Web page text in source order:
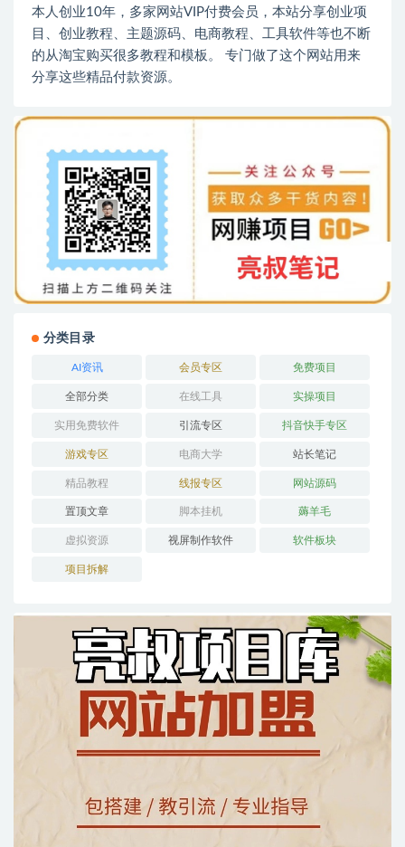
本人创业10年，多家网站VIP付费会员，本站分享创业项
目、创业教程、主题源码、电商教程、工具软件等也不断
的从淘宝购买很多教程和模板。 专门做了这个网站用来
分享这些精品付款资源。
分类目录
AI资讯 会员专区 免费项目
全部分类 在线工具 实操项目
实用免费软件 引流专区 抖音快手专区
游戏专区 电商大学 站长笔记
精品教程 线报专区 网站源码
置顶文章 脚本挂机 薅羊毛
虚拟资源 视屏制作软件 软件板块
项目拆解